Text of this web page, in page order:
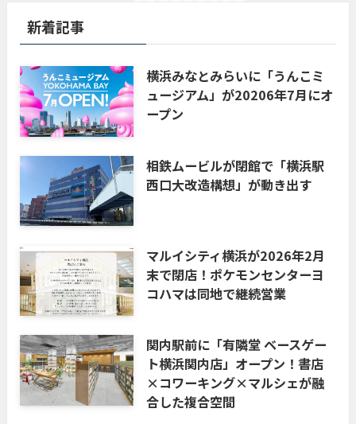
新着記事
横浜みなとみらいに「うんこミ
ュージアム」が20206年7月にオ
ープン
相鉄ムービルが閉館で「横浜駅
西口大改造構想」が動き出す
マルイシティ横浜が2026年2月
末で閉店！ポケモンセンターヨ
コハマは同地で継続営業
関内駅前に「有隣堂 ベースゲー
ト横浜関内店」オープン！書店
×コワーキング×マルシェが融
合した複合空間